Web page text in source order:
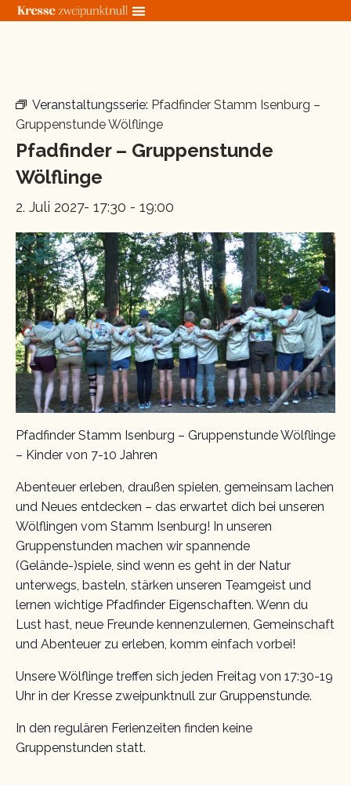
Zum
Veranstaltungsserie: Pfadfinder Stamm Isenburg –
Gruppenstunde Wölflinge
Pfadfinder – Gruppenstunde
Wölflinge
2. Juli 2027- 17:30 - 19:00
Pfadfinder Stamm Isenburg – Gruppenstunde Wölflinge
– Kinder von 7-10 Jahren
Abenteuer erleben, draußen spielen, gemeinsam lachen
und Neues entdecken – das erwartet dich bei unseren
Wölflingen vom Stamm Isenburg! In unseren
Gruppenstunden machen wir spannende
(Gelände-)spiele, sind wenn es geht in der Natur
unterwegs, basteln, stärken unseren Teamgeist und
lernen wichtige Pfadfinder Eigenschaften. Wenn du
Lust hast, neue Freunde kennenzulernen, Gemeinschaft
und Abenteuer zu erleben, komm einfach vorbei!
Unsere Wölflinge treffen sich jeden Freitag von 17:30-19
Uhr in der Kresse zweipunktnull zur Gruppenstunde.
In den regulären Ferienzeiten finden keine
Gruppenstunden statt.